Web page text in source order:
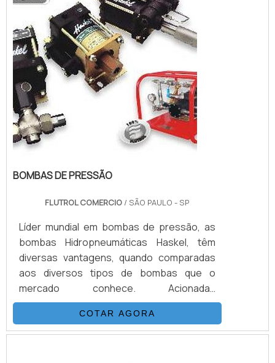
compacto das unidades permite ainda a...
BOMBAS DE PRESSÃO
FLUTROL COMERCIO / SÃO PAULO - SP
Líder mundial em bombas de pressão, as
bombas Hidropneumáticas Haskel, têm
diversas vantagens, quando comparadas
aos diversos tipos de bombas que o
mercado conhece. Acionadas
pneumaticamente, através de uma relação
de área de pistão, transformam a pressão
pneumática em pressão hidráulica. Por
COTAR AGORA